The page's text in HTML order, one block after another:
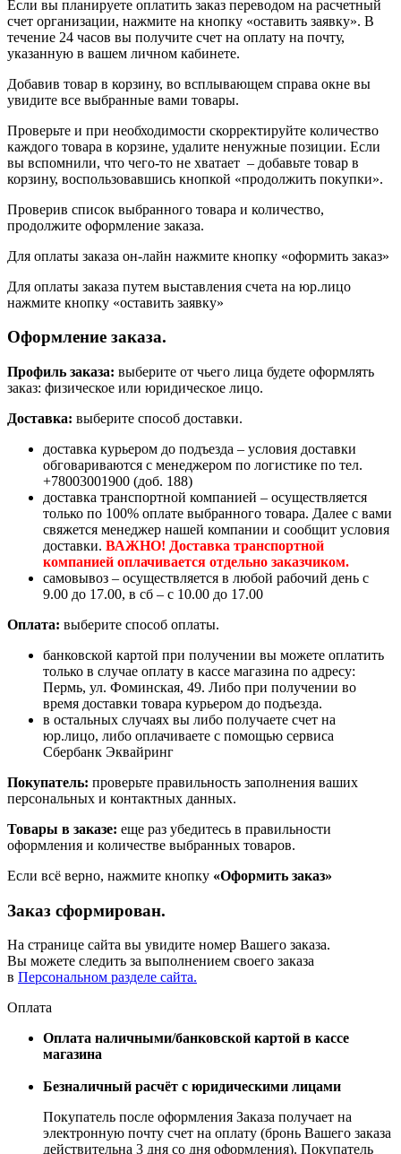
Если вы планируете оплатить заказ переводом на расчетный
счет организации, нажмите на кнопку «оставить заявку». В
течение 24 часов вы получите счет на оплату на почту,
указанную в вашем личном кабинете.
Добавив товар в корзину, во всплывающем справа окне вы
увидите все выбранные вами товары.
Проверьте и при необходимости скорректируйте количество
каждого товара в корзине, удалите ненужные позиции. Если
вы вспомнили, что чего-то не хватает – добавьте товар в
корзину, воспользовавшись кнопкой «продолжить покупки».
Проверив список выбранного товара и количество,
продолжите оформление заказа.
Для оплаты заказа он-лайн нажмите кнопку «оформить заказ»
Для оплаты заказа путем выставления счета на юр.лицо
нажмите кнопку «оставить заявку»
Оформление заказа.
Профиль заказа: выберите от чьего лица будете оформлять
заказ: физическое или юридическое лицо.
Доставка: выберите способ доставки.
доставка курьером до подъезда – условия доставки
обговариваются с менеджером по логистике по тел.
+78003001900 (доб. 188)
доставка транспортной компанией – осуществляется
только по 100% оплате выбранного товара. Далее с вами
свяжется менеджер нашей компании и сообщит условия
доставки. ВАЖНО! Доставка транспортной
компанией оплачивается отдельно заказчиком.
самовывоз – осуществляется в любой рабочий день с
9.00 до 17.00, в сб – с 10.00 до 17.00
Оплата: выберите способ оплаты.
банковской картой при получении вы можете оплатить
только в случае оплату в кассе магазина по адресу:
Пермь, ул. Фоминская, 49. Либо при получении во
время доставки товара курьером до подъезда.
в остальных случаях вы либо получаете счет на
юр.лицо, либо оплачиваете с помощью сервиса
Сбербанк Эквайринг
Покупатель: проверьте правильность заполнения ваших
персональных и контактных данных.
Товары в заказе: еще раз убедитесь в правильности
оформления и количестве выбранных товаров.
Если всё верно, нажмите кнопку «Оформить заказ»
Заказ сформирован.
На странице сайта вы увидите номер Вашего заказа.
Вы можете следить за выполнением своего заказа
в Персональном разделе сайта.
Оплата
Оплата наличными/банковской картой в кассе
магазина
Безналичный расчёт с юридическими лицами
Покупатель после оформления Заказа получает на
электронную почту счет на оплату (бронь Вашего заказа
действительна 3 дня со дня оформления). Покупатель